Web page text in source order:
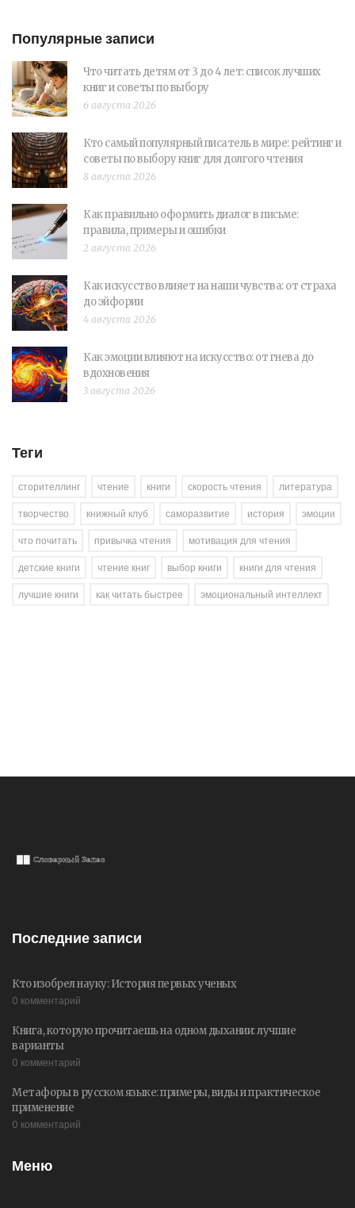
Популярные записи
Что читать детям от 3 до 4 лет: список лучших
книг и советы по выбору
6 августа 2026
Кто самый популярный писатель в мире: рейтинг и
советы по выбору книг для долгого чтения
8 августа 2026
Как правильно оформить диалог в письме:
правила, примеры и ошибки
2 августа 2026
Как искусство влияет на наши чувства: от страха
до эйфории
4 августа 2026
Как эмоции влияют на искусство: от гнева до
вдохновения
3 августа 2026
Теги
сторителлинг чтение книги скорость чтения
литература
творчество
книжный клуб саморазвитие история
эмоции
что почитать
привычка чтения
мотивация для чтения
детские книги
чтение книг выбор книги
книги для чтения
лучшие книги
как читать быстрее эмоциональный интеллект
Последние записи
Кто изобрел науку: История первых ученых
0 комментарий
Книга, которую прочитаешь на одном дыхании: лучшие
варианты
0 комментарий
Метафоры в русском языке: примеры, виды и практическое
применение
0 комментарий
Меню